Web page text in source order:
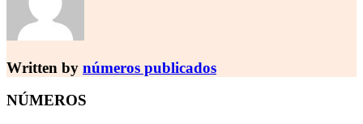
Written by números publicados
NÚMEROS